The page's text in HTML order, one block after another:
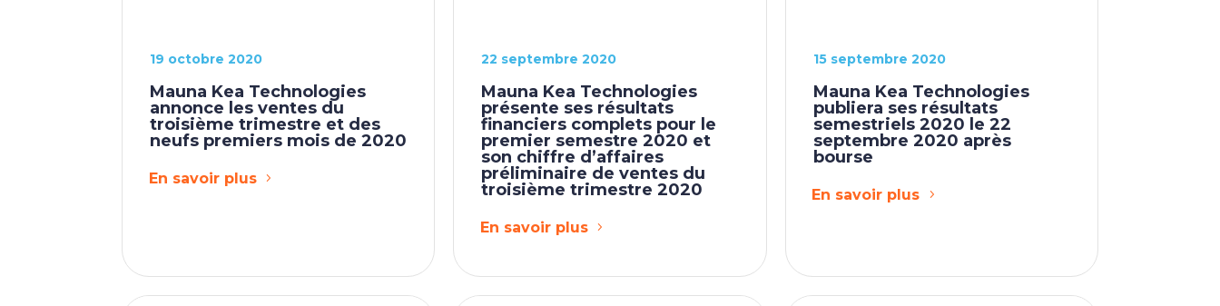
19 octobre 2020
Mauna Kea Technologies
annonce les ventes du
troisième trimestre et des
neufs premiers mois de 2020
En savoir plus
22 septembre 2020
Mauna Kea Technologies
présente ses résultats
financiers complets pour le
premier semestre 2020 et
son chiffre d’affaires
préliminaire de ventes du
troisième trimestre 2020
En savoir plus
15 septembre 2020
Mauna Kea Technologies
publiera ses résultats
semestriels 2020 le 22
septembre 2020 après
bourse
En savoir plus